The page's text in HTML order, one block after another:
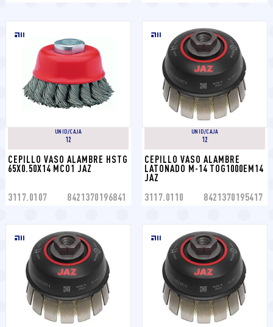
UNID/CAJA
12
CEPILLO VASO ALAMBRE HSTG
65X0.50X14 MCO1 JAZ
3117.0107 8421370196841
UNID/CAJA
12
CEPILLO VASO ALAMBRE
LATONADO M-14 TOG1000EM14
JAZ
3117.0110 8421370195417